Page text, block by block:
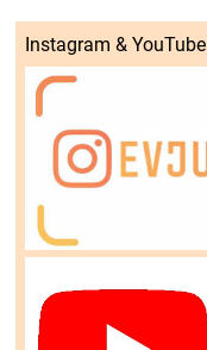
Instagram & YouTube